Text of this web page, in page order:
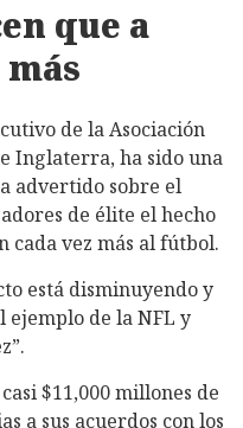
que a
de la Asociación
Inglaterra, ha sido una
advertido sobre el
de élite el hecho
cada vez más al fútbol.
está disminuyendo y
de la NFL y
$11,000 millones de
a sus acuerdos con los